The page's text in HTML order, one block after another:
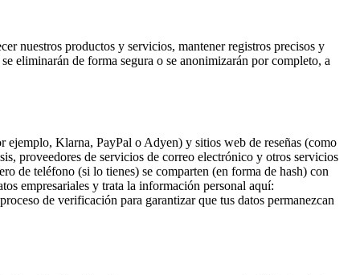
nuestros productos y servicios, mantener registros precisos y
eliminarán de forma segura o se anonimizarán por completo, a
ejemplo, Klarna, PayPal o Adyen) y sitios web de reseñas (como
proveedores de servicios de correo electrónico y otros servicios
de teléfono (si lo tienes) se comparten (en forma de hash) con
empresariales y trata la información personal aquí:
de verificación para garantizar que tus datos permanezcan